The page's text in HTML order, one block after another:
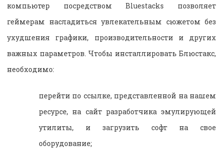
компьютер посредством Bluestacks позволяет
геймерам насладиться увлекательным сюжетом без
ухудшения графики, производительности и других
важных параметров. Чтобы инсталлировать Блюстакс,
необходимо:
перейти по ссылке, представленной на нашем
ресурсе, на сайт разработчика эмулирующей
утилиты, и загрузить софт на свое
оборудование;